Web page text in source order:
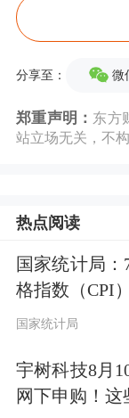
市场力量
功能。”吴
为单一，以
来，证券
务实体经济
技企业对
脱离实体的
二是法治
在于预期管
分享至： 微
郑重声明： 东方
站立场无关，不
热点阅读
国家统计局
格指数（CPI
国家统计局
宇树科技8月
网下申购！这